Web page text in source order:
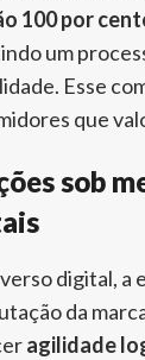
100 por
um
Esse
que
sob
digital, a
da
agilidade